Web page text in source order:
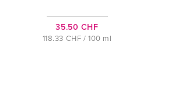
35.50 CHF
118.33 CHF / 100 ml